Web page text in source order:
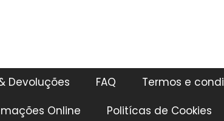
Devoluções FAQ Termos e
Online
Politícas de Cookies